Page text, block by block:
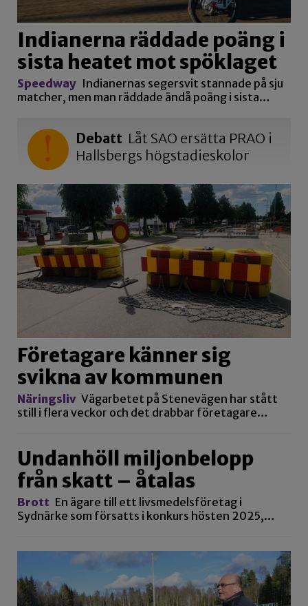
Indianerna räddade poäng i
sista heatet mot spöklaget
Speedway Indianernas segersvit stannade på sju
matcher, men man räddade ändå poäng i sista…
Debatt Låt SAO ersätta PRAO i
Hallsbergs högstadieskolor
Företagare känner sig
svikna av kommunen
Näringsliv Vägarbetet på Stenevägen har stått
still i flera veckor och det drabbar företagare…
Undanhöll miljonbelopp
från skatt – åtalas
Brott En ägare till ett livsmedelsföretag i
Sydnärke som försatts i konkurs hösten 2025,…